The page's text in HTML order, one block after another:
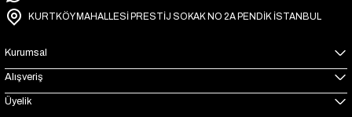
KURTKÖY MAHALLESİ PRESTİJ SOKAK NO 2A PENDİK İSTANBUL
Kurumsal
Alışveriş
Üyelik